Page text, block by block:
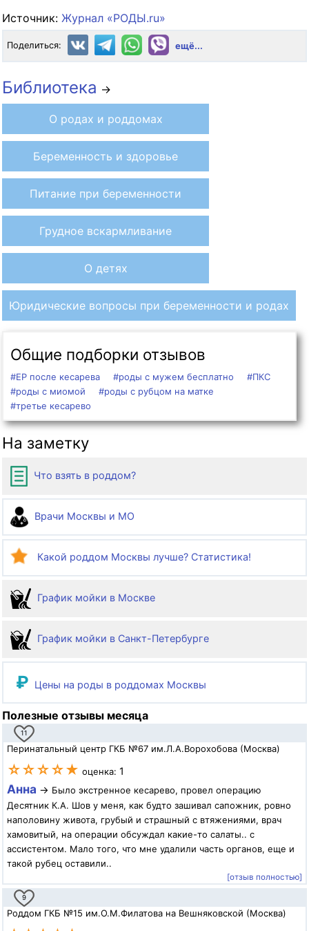
Источник: Журнал «РОДЫ.ru»
Поделиться: ещё...
Библиотека →
О родах и роддомах
Беременность и здоровье
Питание при беременности
Грудное вскармливание
О детях
Юридические вопросы при беременности и родах
Общие подборки отзывов
#ЕР после кесарева #роды с мужем бесплатно
#ПКС
#роды с миомой
#роды с рубцом на матке
#третье кесарево
На заметку
Что взять в роддом?
Врачи Москвы и МО
Какой роддом Москвы лучше? Статистика!
График мойки в Москве
График мойки в Санкт-Петербурге
₽ Цены на роды в роддомах Москвы
Полезные отзывы месяца
11
Перинатальный центр ГКБ №67 им.Л.А.Ворохобова (Москва)
☆☆☆☆★ оценка: 1
Анна → Было экстренное кесарево, провел операцию
Десятник К.А. Шов у меня, как будто зашивал сапожник, ровно
наполовину живота, грубый и страшный с втяжениями, врач
хамовитый, на операции обсуждал какие-то салаты.. с
ассистентом. Мало того, что мне удалили часть органов, еще и
такой рубец оставили..
[отзыв полностью]
9
Роддом ГКБ №15 им.О.М.Филатова на Вешняковской (Москва)